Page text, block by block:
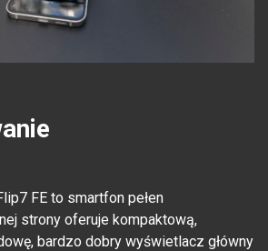
FE to smartfon pełen
strony oferuje kompaktową,
bardzo dobry wyświetlacz główny